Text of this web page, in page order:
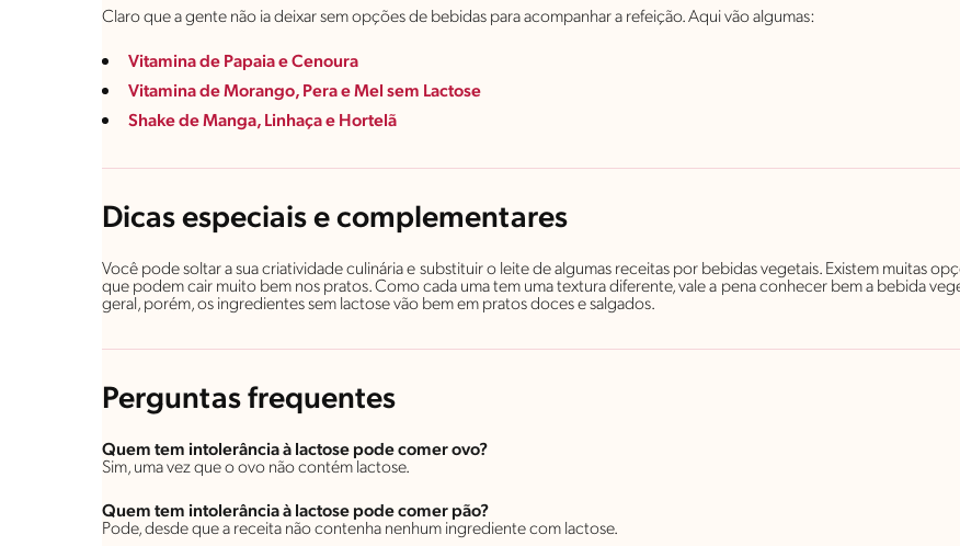
Claro que a gente não ia deixar sem opções de bebidas para acompanhar a refeição. Aqui vão algumas:
Vitamina de Papaia e Cenoura
Vitamina de Morango, Pera e Mel sem Lactose
Shake de Manga, Linhaça e Hortelã
Dicas especiais e complementares
Você pode soltar a sua criatividade culinária e substituir o leite de algumas receitas por bebidas vegetais. Existem muitas
que podem cair muito bem nos pratos. Como cada uma tem uma textura diferente, vale a pena conhecer bem a bebida
geral, porém, os ingredientes sem lactose vão bem em pratos doces e salgados.
Perguntas frequentes
Quem tem intolerância à lactose pode comer ovo?
Sim, uma vez que o ovo não contém lactose.
Quem tem intolerância à lactose pode comer pão?
Pode, desde que a receita não contenha nenhum ingrediente com lactose.